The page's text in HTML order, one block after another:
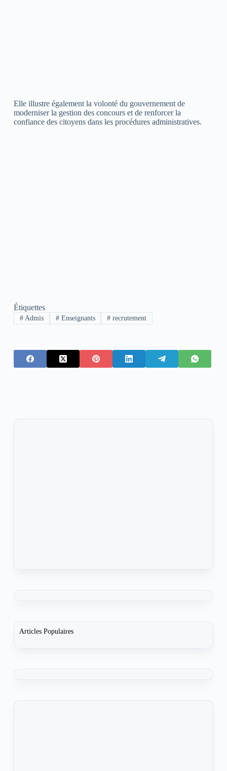
Elle illustre également la volonté du gouvernement de
moderniser la gestion des concours et de renforcer la
confiance des citoyens dans les procédures administratives.
Étiquettes
#Admis #Enseignants # recrutement
Articles Populaires